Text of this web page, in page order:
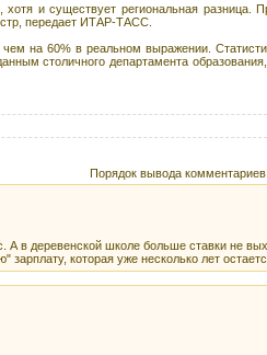
и существует региональная разница.
передает ИТАР-ТАСС.
на 60% в реальном выражении.
столичного департамента
Порядок вывода комментариев:
А в деревенской школе больше ставки не
которая уже несколько лет